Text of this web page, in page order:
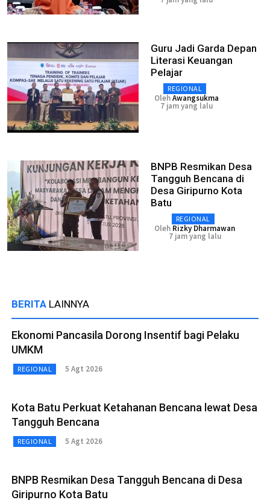
Guru Jadi Garda Depan
Literasi Keuangan
Pelajar
REGIONAL
OlehAwangsukma
7 jam yang lalu
BNPB Resmikan Desa
Tangguh Bencana di
Desa Giripurno Kota
Batu
REGIONAL
Oleh Rizky Dharmawan
7 jam yang lalu
BERITA LAINNYA
Ekonomi Pancasila Dorong Insentif bagi Pelaku
UMKM
REGIONAL 5 Agt 2026
Kota Batu Perkuat Ketahanan Bencana lewat Desa
Tangguh Bencana
REGIONAL 5 Agt 2026
BNPB Resmikan Desa Tangguh Bencana di Desa
Giripurno Kota Batu